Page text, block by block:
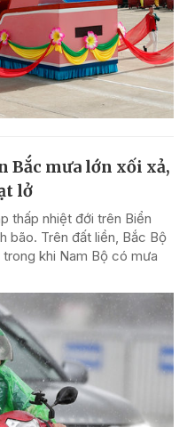
Bắc mưa lớn xối xả,
lở
thấp nhiệt đới trên Biển
bão. Trên đất liền, Bắc Bộ
khi Nam Bộ có mưa